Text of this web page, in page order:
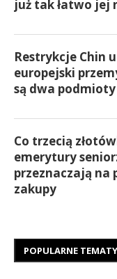
już tak łatwo jej
Restrykcje Chin
europejski
są dwa podmioty
Co trzecią
emerytury
przeznaczają na
zakupy
POPULARNE TEMATY